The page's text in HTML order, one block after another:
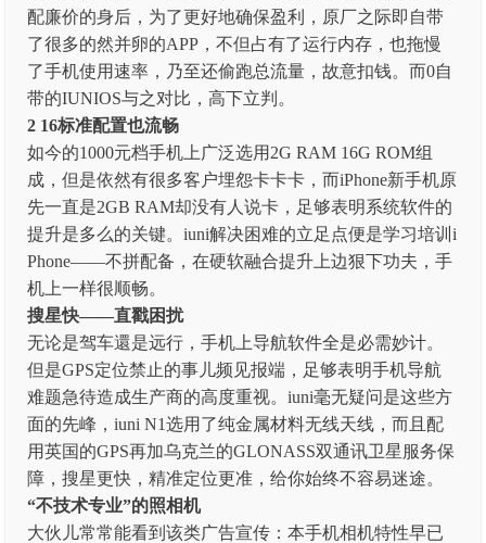
配廉价的身后，为了更好地确保盈利，原厂之际即自带
了很多的然并卵的APP，不但占有了运行内存，也拖慢
了手机使用速率，乃至还偷跑总流量，故意扣钱。而0自
带的IUNIOS与之对比，高下立判。
2 16标准配置也流畅
如今的1000元档手机上广泛选用2G RAM 16G ROM组
成，但是依然有很多客户埋怨卡卡卡，而iPhone新手机原
先一直是2GB RAM却没有人说卡，足够表明系统软件的
提升是多么的关键。iuni解决困难的立足点便是学习培训i
Phone——不拼配备，在硬软融合提升上边狠下功夫，手
机上一样很顺畅。
搜星快——直戳困扰
无论是驾车還是远行，手机上导航软件全是必需妙计。
但是GPS定位禁止的事儿频见报端，足够表明手机导航
难题急待造成生产商的高度重视。iuni毫无疑问是这些方
面的先峰，iuni N1选用了纯金属材料无线天线，而且配
用英国的GPS再加乌克兰的GLONASS双通讯卫星服务保
障，搜星更快，精准定位更准，给你始终不容易迷途。
“不技术专业”的照相机
大伙儿常常能看到该类广告宣传：本手机相机特性早已